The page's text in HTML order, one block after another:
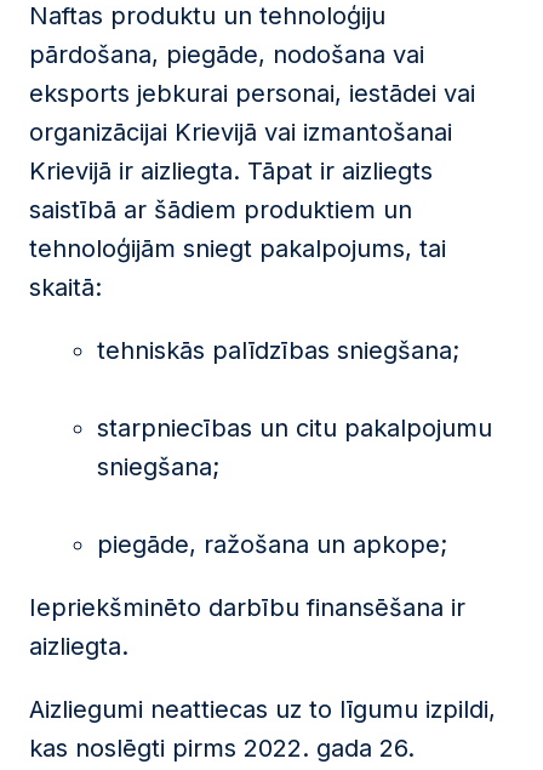
Naftas produktu un tehnoloģiju
pārdošana, piegāde, nodošana vai
eksports jebkurai personai, iestādei vai
organizācijai Krievijā vai izmantošanai
Krievijā ir aizliegta. Tāpat ir aizliegts
saistībā ar šādiem produktiem un
tehnoloģijām sniegt pakalpojums, tai
skaitā:
tehniskās palīdzības sniegšana;
starpniecības un citu pakalpojumu
sniegšana;
piegāde, ražošana un apkope;
Iepriekšminēto darbību finansēšana ir
aizliegta.
Aizliegumi neattiecas uz to līgumu izpildi,
kas noslēgti pirms 2022. gada 26.